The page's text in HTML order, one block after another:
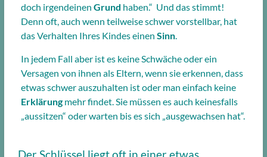
doch irgendeinen Grund haben.“ Und das stimmt!
Denn oft, auch wenn teilweise schwer vorstellbar, hat
das Verhalten Ihres Kindes einen Sinn.
In jedem Fall aber ist es keine Schwäche oder ein
Versagen von ihnen als Eltern, wenn sie erkennen, dass
etwas schwer auszuhalten ist oder man einfach keine
Erklärungmehr findet. Sie müssen es auch keinesfalls
„aussitzen“ oder warten bis es sich „ausgewachsen hat“.
Der Schlüssel liegt oft in einer etwas